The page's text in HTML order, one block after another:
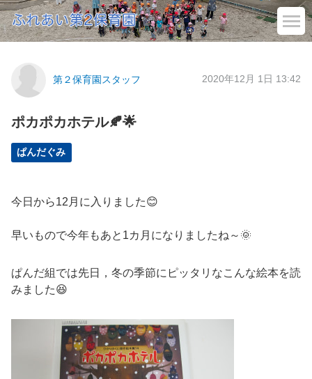
第２保育園スタッフ 2020年12月 1日 13:42
ポカポカホテル🍂🌟
ぱんだぐみ
今日から12月に入りました😊
早いもので今年もあと1カ月になりましたね～🌞
ぱんだ組では先日，冬の季節にピッタリなこんな絵本を読
みました😆